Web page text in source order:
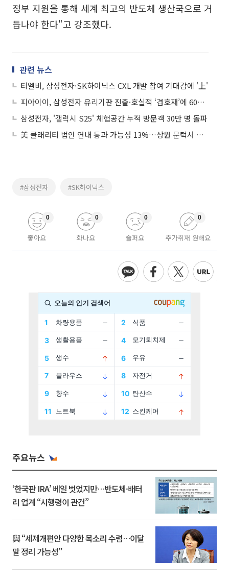
정부 지원을 통해 세계 최고의 반도체 생산국으로 거
듭나야 한다"고 강조했다.
관련 뉴스
티엘비, 삼성전자·SK하이닉스 CXL 개발 참여 기대감에 '上'
피아이이, 삼성전자 유리기판 진출·호실적 ‘겹호재’에 60%↑
삼성전자, '갤럭시 S25' 체험공간 누적 방문객 30만 명 돌파
美 클래리티 법안 연내 통과 가능성 13%…상원 문턱서 제동
#삼성전자 #SK하이닉스
좋아요
0
화나요
0
슬퍼요
0
추가취재 원해요
0
주요뉴스
‘한국판 IRA’ 베일 벗었지만…반도체·배터
리 업계 “시행령이 관건”
與 “세제개편안 다양한 목소리 수렴…이달
말 정리 가능성”